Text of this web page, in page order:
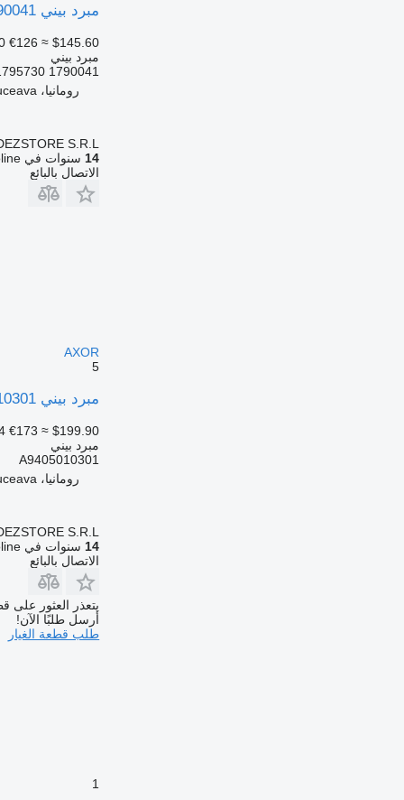
مبرد بيني 1790041 لـ السيارات القاطرة Scania MODEL R
€126 ≈ $145.60
مبرد بيني
1790041 1795730
رومانيا، Suceava
S.R.L.
14 سنوات في Autoline
الاتصال بالبائع
AXOR
5
مبرد بيني A9405010301 لـ السيارات القاطرة Mercedes-Benz AXOR
€173 ≈ $199.90
مبرد بيني
A9405010301
رومانيا، Suceava
S.R.L.
14 سنوات في Autoline
الاتصال بالبائع
يتعذر العثور على
أرسل طلبًا الآن!
طلب قطعة الغيار
1